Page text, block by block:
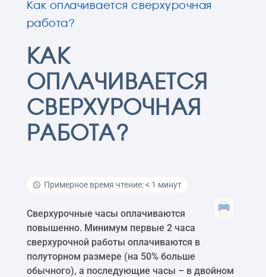
Как оплачивается сверхурочная
работа?
КАК
ОПЛАЧИВАЕТСЯ
СВЕРХУРОЧНАЯ
РАБОТА?
Примерное время чтение: < 1 минут
Сверхурочные часы оплачиваются
повышенно. Минимум первые 2 часа
сверхурочной работы оплачиваются в
полуторном размере (на 50% больше
обычного), а последующие часы – в двойном